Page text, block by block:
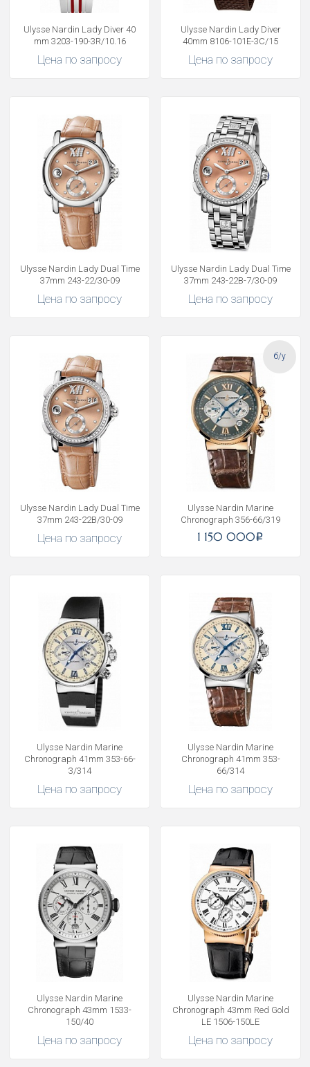
Ulysse Nardin Lady Diver 40
mm 3203-190-3R/10.16
Цена по запросу
Ulysse Nardin Lady Diver
40mm 8106-101E-3C/15
Цена по запросу
Ulysse Nardin Lady Dual Time
37mm 243-22/30-09
Цена по запросу
Ulysse Nardin Lady Dual Time
37mm 243-22B-7/30-09
Цена по запросу
Ulysse Nardin Lady Dual Time
37mm 243-22B/30-09
Цена по запросу
б/у
Ulysse Nardin Marine
Chronograph 356-66/319
1 150 000i
Ulysse Nardin Marine
Chronograph 41mm 353-66-
3/314
Цена по запросу
Ulysse Nardin Marine
Chronograph 41mm 353-
66/314
Цена по запросу
Ulysse Nardin Marine
Chronograph 43mm 1533-
150/40
Цена по запросу
Ulysse Nardin Marine
Chronograph 43mm Red Gold
LE 1506-150LE
Цена по запросу
Получать на почту